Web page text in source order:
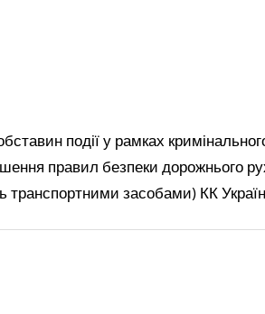
події у рамках
правил безпеки дорожнього
транспортними засобами) КК